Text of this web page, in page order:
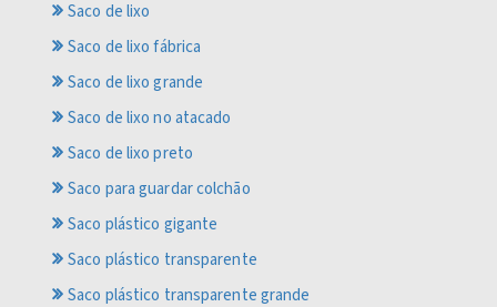
Saco de lixo
Saco de lixo fábrica
Saco de lixo grande
Saco de lixo no atacado
Saco de lixo preto
Saco para guardar colchão
Saco plástico gigante
Saco plástico transparente
Saco plástico transparente grande